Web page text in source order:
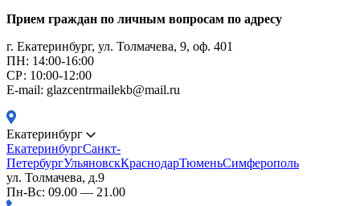
Прием граждан по личным вопросам по адресу
г. Екатеринбург, ул. Толмачева, 9, оф. 401
ПН: 14:00-16:00
CР: 10:00-12:00
E-mail: glazcentrmailekb@mail.ru
Екатеринбург
ЕкатеринбургСанкт-
ПетербургУльяновскКраснодарТюменьСимферополь
ул. Толмачева, д.9
Пн-Вс: 09.00 — 21.00